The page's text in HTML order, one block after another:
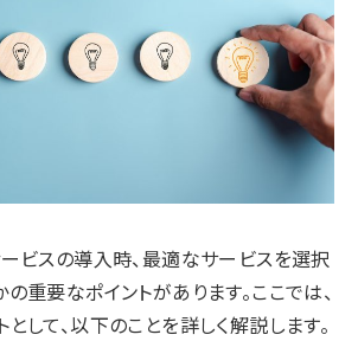
ービスの導入時、最適なサービスを選択
重要なポイントがあります。ここでは、
して、以下のことを詳しく解説します。